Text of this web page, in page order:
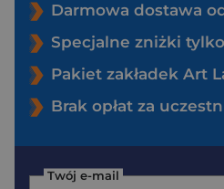
Darmowa dostawa
Specjalne zniżki
Pakiet zakładek Art
Brak opłat za
Twój e-mail